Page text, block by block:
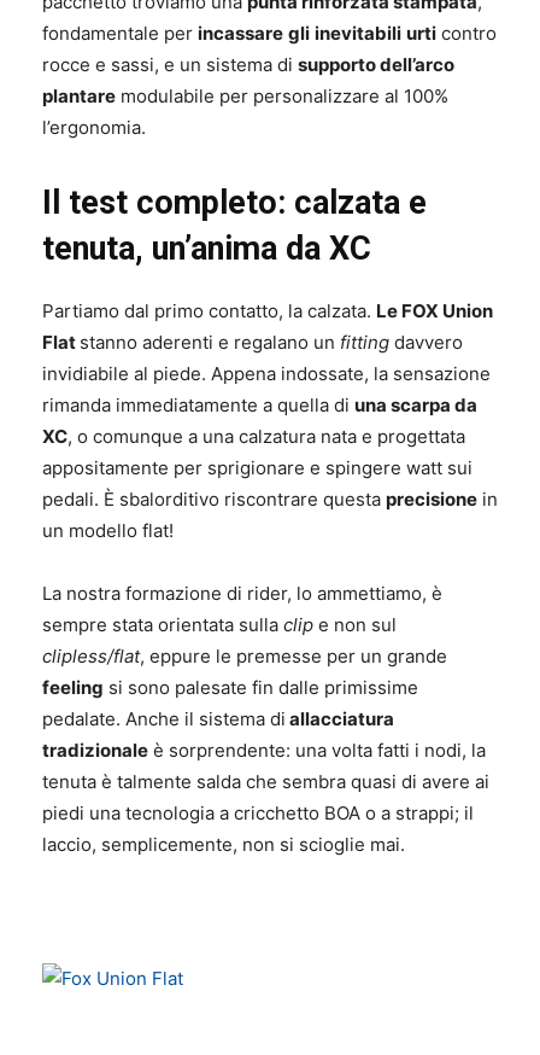
fondamentale per incassare gli inevitabili urti contro
rocce e sassi, e un sistema di supporto dell’arco
plantare modulabile per personalizzare al 100%
l’ergonomia.
Il test completo: calzata e
tenuta, un’anima da XC
Partiamo dal primo contatto, la calzata. Le FOX Union
Flat stanno aderenti e regalano un fitting davvero
invidiabile al piede. Appena indossate, la sensazione
rimanda immediatamente a quella di una scarpa da
XC, o comunque a una calzatura nata e progettata
appositamente per sprigionare e spingere watt sui
pedali. È sbalorditivo riscontrare questa precisione in
un modello flat!
La nostra formazione di rider, lo ammettiamo, è
sempre stata orientata sulla clip e non sul
clipless/flat, eppure le premesse per un grande
feeling si sono palesate fin dalle primissime
pedalate. Anche il sistema di allacciatura
tradizionale è sorprendente: una volta fatti i nodi, la
tenuta è talmente salda che sembra quasi di avere ai
piedi una tecnologia a cricchetto BOA o a strappi; il
laccio, semplicemente, non si scioglie mai.